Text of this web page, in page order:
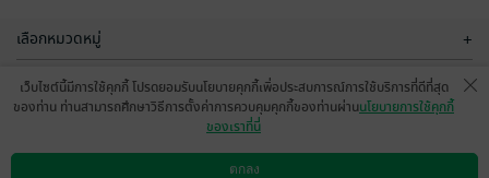
เลือกหมวดหมู่ +
บริการช่วยเหลือ +
เว็บไซต์นี้มีการใช้คุกกี้ โปรดยอมรับนโยบายคุกกี้เพื่อประสบการณ์การใช้บริการที่ดีที่สุด
ของท่าน ท่านสามารถศึกษาวิธีการตั้งค่าการควบคุมคุกกี้ของท่านผ่านนโยบายการใช้คุกกี้
ของเราที่นี่
ตกลง